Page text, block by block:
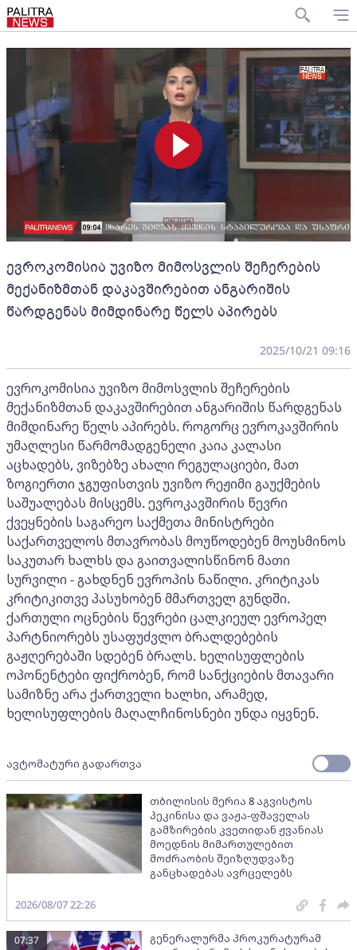
ევროკომისია უვიზო მიმოსვლის შეჩერების
მექანიზმთან დაკავშირებით ანგარიშის
წარდგენას მიმდინარე წელს აპირებს
2025/10/21 09:16
ევროკომისია უვიზო მიმოსვლის შეჩერების
მექანიზმთან დაკავშირებით ანგარიშის წარდგენას
მიმდინარე წელს აპირებს. როგორც ევროკავშირის
უმაღლესი წარმომადგენელი კაია კალასი
აცხადებს, ვიზებზე ახალი რეგულაციები, მათ
ზოგიერთი ჯგუფისთვის უვიზო რეჟიმი გაუქმების
საშუალებას მისცემს. ევროკავშირის წევრი
ქვეყნების საგარეო საქმეთა მინისტრები
საქართველოს მთავრობას მოუწოდებენ მოუსმინოს
საკუთარ ხალხს და გაითვალისწინონ მათი
სურვილი - გახდნენ ევროპის ნაწილი. კრიტიკას
კრიტიკითვე პასუხობენ მმართველ გუნდში.
ქართული ოცნების წევრები ცალკიეულ ევროპელ
პარტნიორებს უსაფუძვლო ბრალდებების
გაჟღერებაში სდებენ ბრალს. ხელისუფლების
ოპონენტები ფიქრობენ, რომ სანქციების მთავარი
სამიზნე არა ქართველი ხალხი, არამედ,
ხელისუფლების მაღალჩინოსნები უნდა იყვნენ.
ავტომატური გადართვა
თბილისის მერია 8 აგვისტოს
პეკინისა და ვაჟა-ფშაველას
გამზირების კვეთიდან ჟვანიას
მოედნის მიმართულებით
მოძრაობის შეიზღუდვაზე
განცხადებას ავრცელებს
2026/08/07 22:26
გენერალურმა პროკურატურამ
07:37